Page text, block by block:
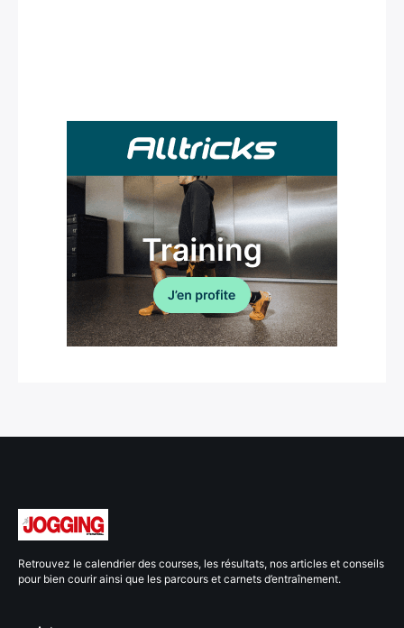
Retrouvez le calendrier des courses, les résultats, nos articles et conseils
pour bien courir ainsi que les parcours et carnets d’entraînement.